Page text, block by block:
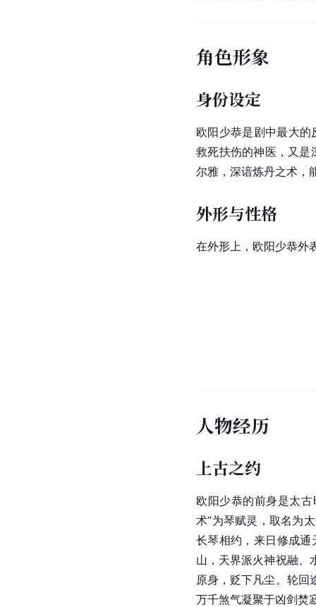
角色形象
身份设定
欧阳少恭是剧中最大的
救死扶伤的神医，又是
尔雅，深谙炼丹之术，
外形与性格
在外形上，欧阳少恭外
人物经历
上古之约
欧阳少恭的前身是太
术”为琴赋灵，取名为
长琴相约，来日修成
山，天界派火神祝融、
原身，贬下凡尘。轮回
万千煞气凝聚于凶剑焚